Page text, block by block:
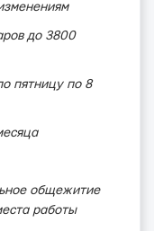
до 3800
пятницу по 8
общежитие
работы